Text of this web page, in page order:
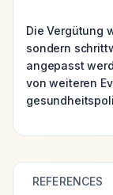
Die Vergütung
sondern
angepasst
von weiteren
REFERENCES